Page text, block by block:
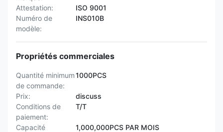
Attestation:
ISO 9001
Numéro de
modèle:
INS010B
Propriétés commerciales
Quantité minimum
de commande:
1000PCS
Prix:
discuss
Conditions de
paiement:
T/T
Capacité
1,000,000PCS PAR MOIS